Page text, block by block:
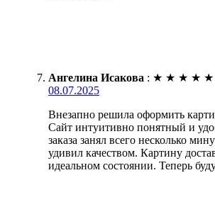
Ангелина Исакова : ★ ★ ★ ★ ★
08.07.2025
Внезапно решила оформить
Сайт интуитивно понятный и
заказа занял всего несколько
удивил качеством. Картину
идеальном состоянии. Теперь